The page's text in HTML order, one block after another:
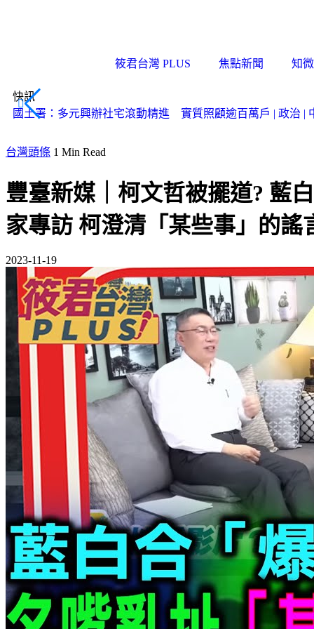
筱君台灣 PLUS 焦點新聞 知
快訊
國土署：多元興辦社宅滾動精進 實質照顧逾百萬戶 | 政治 |
台灣頭條 1 Min Read
豐臺新媒｜柯文哲被擺道? 藍
家專訪 柯澄清「某些事」的謠
2023-11-19